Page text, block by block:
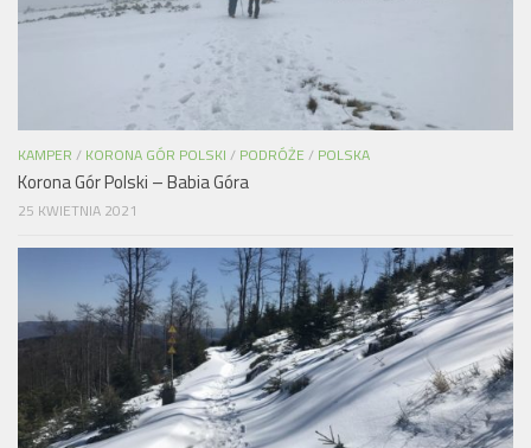
KAMPER / KORONA GÓR POLSKI / PODRÓŻE / POLSKA
Korona Gór Polski – Babia Góra
25 KWIETNIA 2021